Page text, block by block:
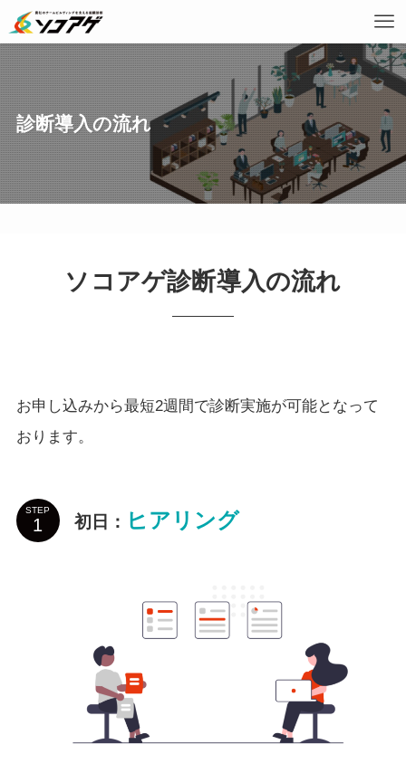
診断導入の流れ
ソコアゲ診断導入の流れ​
お申し込みから最短2週間で診断実施が可能となって
おります。​
STEP
初日： ヒアリング